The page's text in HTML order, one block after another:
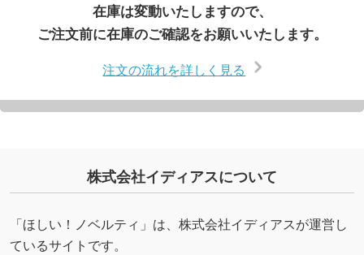
在庫は変動いたしますので、
ご注文前に在庫のご確認をお願いいたします。
注文の流れを詳しく見る
株式会社イディアスについて
「ほしい！ノベルティ」は、株式会社イディアスが運営し
ているサイトです。